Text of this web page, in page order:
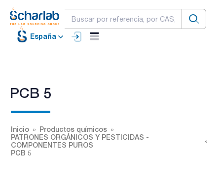
España
PCB 5
Inicio
Productos químicos
PATRONES ORGÁNICOS Y PESTICIDAS -
COMPONENTES PUROS
PCB 5